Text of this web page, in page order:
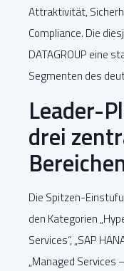
Attraktivität,
Compliance. Die
DATAGROUP eine
Segmenten des
Leader-
drei
Die Spitzen-
den Kategorien
Services“, „SAP
„Managed Services